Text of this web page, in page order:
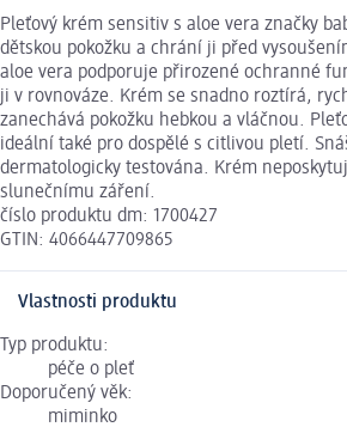
Pleťový krém sensitiv s aloe vera značky
dětskou pokožku a chrání ji před
aloe vera podporuje přirozené ochranné
ji v rovnováze. Krém se snadno roztírá,
zanechává pokožku hebkou a vláčnou.
ideální také pro dospělé s citlivou pletí.
dermatologicky testována. Krém
slunečnímu záření.
číslo produktu dm: 1700427
GTIN: 4066447709865
Vlastnosti produktu
Typ produktu:
péče o pleť
Doporučený věk:
miminko